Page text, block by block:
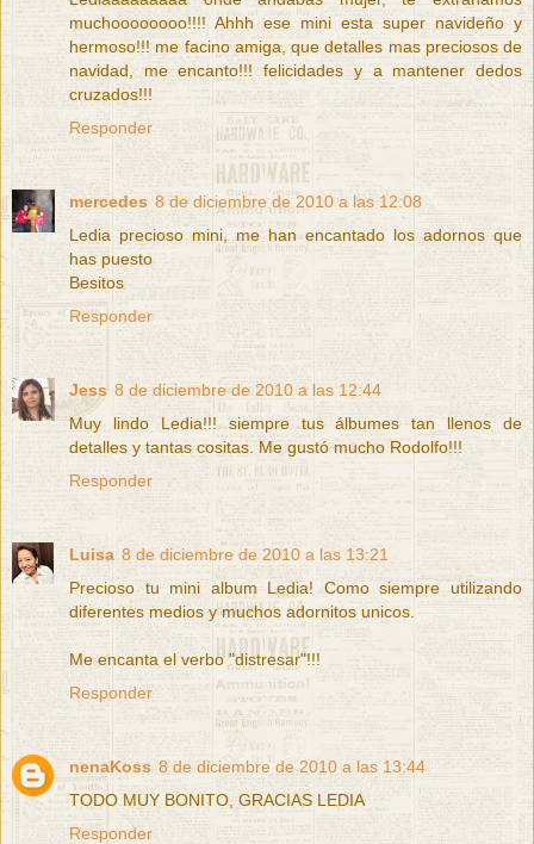
muchoooooooo!!!! Ahhh ese mini esta super navideño y
hermoso!!! me facino amiga, que detalles mas preciosos de
navidad, me encanto!!! felicidades y a mantener dedos
cruzados!!!
Responder
mercedes 8 de diciembre de 2010 a las 12:08
Ledia precioso mini, me han encantado los adornos que
has puesto
Besitos
Responder
Jess 8 de diciembre de 2010 a las 12:44
Muy lindo Ledia!!! siempre tus álbumes tan llenos de
detalles y tantas cositas. Me gustó mucho Rodolfo!!!
Responder
Luisa 8 de diciembre de 2010 a las 13:21
Precioso tu mini album Ledia! Como siempre utilizando
diferentes medios y muchos adornitos unicos.
Me encanta el verbo "distresar"!!!
Responder
nenaKoss 8 de diciembre de 2010 a las 13:44
TODO MUY BONITO, GRACIAS LEDIA
Responder